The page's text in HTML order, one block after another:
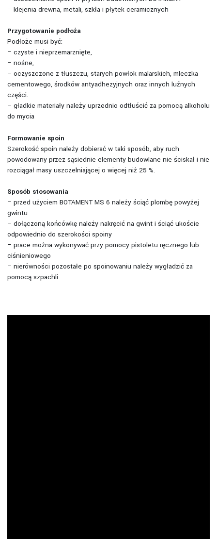
– klejenia drewna, metali, szkła i płytek ceramicznych
Przygotowanie podłoża
Podłoże musi być:
– czyste i nieprzemarznięte,
– nośne,
– oczyszczone z tłuszczu, starych powłok malarskich, mleczka
cementowego, środków antyadhezyjnych oraz innych luźnych
części.
– gładkie materiały należy uprzednio odtłuścić za pomocą alkoholu
do mycia
Formowanie spoin
Szerokość spoin należy dobierać w taki sposób, aby ruch
powodowany przez sąsiednie elementy budowlane nie ściskał i nie
rozciągał masy uszczelniającej o więcej niż 25 %.
Sposób stosowania
– przed użyciem BOTAMENT MS 6 należy ściąć plombę powyżej
gwintu
– dołączoną końcówkę należy nakręcić na gwint i ściąć ukoście
odpowiednio do szerokości spoiny
– prace można wykonywać przy pomocy pistoletu ręcznego lub
ciśnieniowego
– nierówności pozostałe po spoinowaniu należy wygładzić za
pomocą szpachli